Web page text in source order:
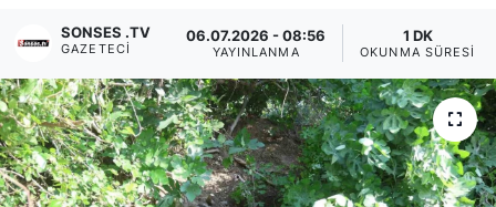
SONSES .TV
GAZETECI
06.07.2026 - 08:56
YAYINLANMA
1 DK
OKUNMA SÜRESI
Siyaset
YEREL HABER
Haberde insan
Tanıtım